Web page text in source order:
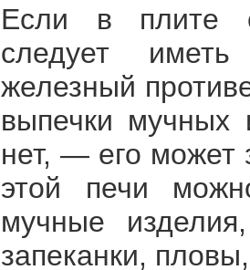
Если в плите
следует
железный
выпечки
нет, — его может
этой печи
мучные
запеканки,